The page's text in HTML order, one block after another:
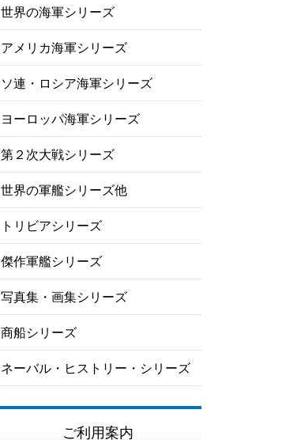
世界の海軍シリーズ
アメリカ海軍シリーズ
ソ連・ロシア海軍シリーズ
ヨーロッパ海軍シリーズ
第２次大戦シリーズ
世界の軍艦シリーズ他
トリビアシリーズ
傑作軍艦シリーズ
写真集・画集シリーズ
商船シリーズ
ネーバル・ヒストリー・シリーズ
ご利用案内